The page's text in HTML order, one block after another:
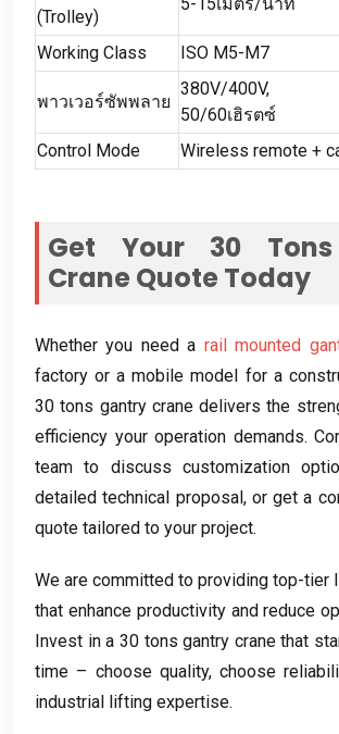
(Trolley)
Working Class ISO M5-M7
พาวเวอร์ซัพพลาย
380V/400V,
50/60เฮิรตซ์
Control Mode
Wireless remote +
Get Your30
Crane Quote Today
Whether you need a rail mounted
factory or a mobile model for a
30tons gantry crane delivers the
efficiency your operation demands.
team to discuss customization
detailed technical proposal, or get a
quote tailored to your project.
We are committed to providing top-tier
that enhance productivity and reduce
Invest in a 30 tons gantry crane that
time – choose quality,choose
industrial lifting expertise.